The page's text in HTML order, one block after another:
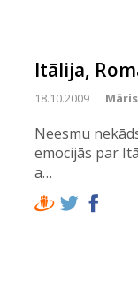
Itālija,
18.10.2009
Neesmu
emocijās par
a…